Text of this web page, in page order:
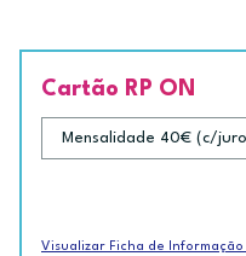
Cartão RP ON
Visualizar Ficha de